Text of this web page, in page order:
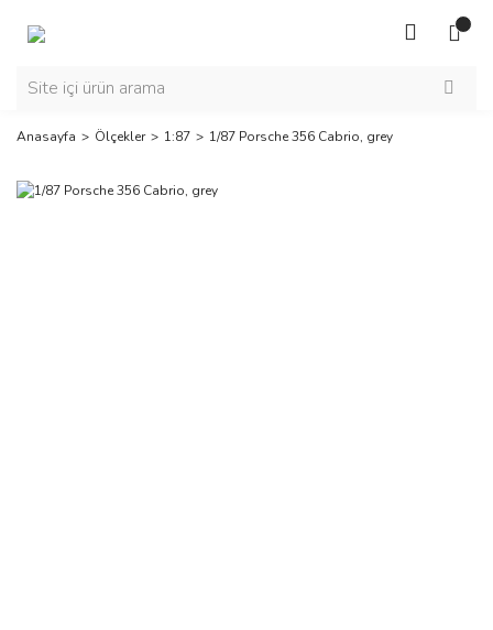
Anasayfa Ölçekler 1:87 1/87 Porsche 356 Cabrio, grey